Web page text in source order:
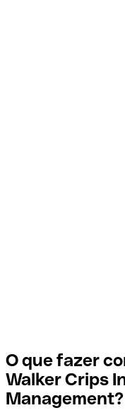
O que fazer
Walker Crips
Management?